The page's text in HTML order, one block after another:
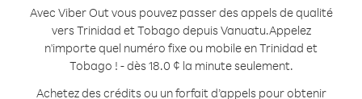
Avec Viber Out vous pouvez passer des appels de qualité
vers Trinidad et Tobago depuis Vanuatu.Appelez
n'importe quel numéro fixe ou mobile en Trinidad et
Tobago ! - dès 18.0 ¢ la minute seulement.
Achetez des crédits ou un forfait d’appels pour obtenir